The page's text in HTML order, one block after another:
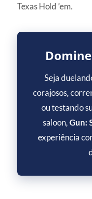
Texas Hold ’em.
Seja
corajosos,
ou testando
saloon,Gun:
experiência